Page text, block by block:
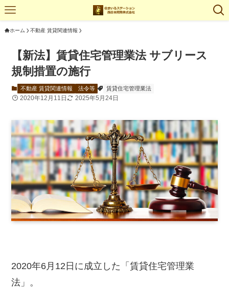
ホーム 不動産 賃貸関連情報
【新法】賃貸住宅管理業法 サブリース
規制措置の施行
不動産 賃貸関連情報 法令等 賃貸住宅管理業法
2020年12月11日 2025年5月24日
2020年6月12日に成立した「賃貸住宅管理業
法」。